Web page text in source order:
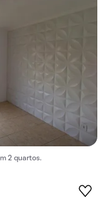
2 quartos.